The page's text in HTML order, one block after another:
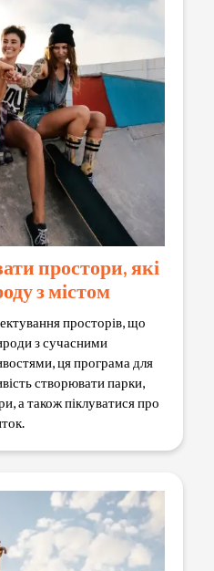
простори, які
з містом
просторів, що
з сучасними
ця програма для
створювати парки,
а також піклуватися про